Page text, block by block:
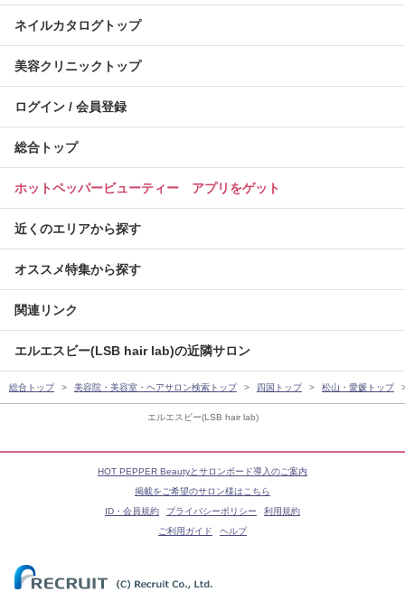
エルエスビー(LSB hair lab)
ネイルカタログトップ
美容クリニックトップ
ログイン / 会員登録
総合トップ
ホットペッパービューティー アプリをゲット
近くのエリアから探す
オススメ特集から探す
関連リンク
エルエスビー(LSB hair lab)の近隣サロン
総合トップ 美容院・美容室・ヘアサロン検索トップ 四国トップ 松山・愛媛トップ
HOT PEPPER Beautyとサロンボード導入のご案内
掲載をご希望のサロン様はこちら
ID・会員規約
プライバシーポリシー
利用規約
ご利用ガイド
ヘルプ